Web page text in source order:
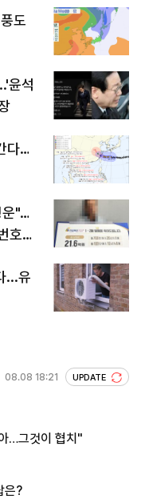
도
윤석
다…
운"…
호조
...유
08.08 18:21 UPDATE
…그것이 협치"
은?